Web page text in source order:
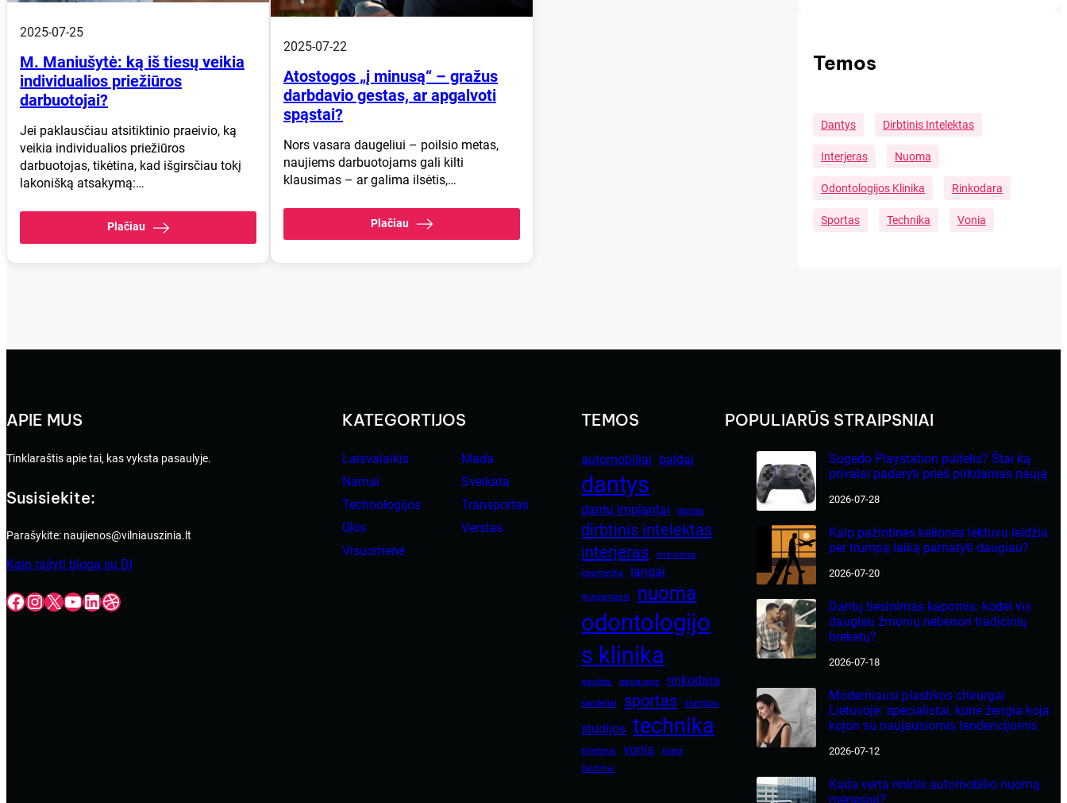
2025-07-25
M. Maniušytė: ką iš tiesų veikia
individualios priežiūros
darbuotojai?
Jei paklausčiau atsitiktinio praeivio, ką
veikia individualios priežiūros
darbuotojas, tikėtina, kad išgirsčiau tokį
lakonišką atsakymą:…
Plačiau
2025-07-22
Atostogos „į minusą“ – gražus
darbdavio gestas, ar apgalvoti
spąstai?
Nors vasara daugeliui – poilsio metas,
naujiems darbuotojams gali kilti
klausimas – ar galima ilsėtis,…
Plačiau
Temos
Dantys Dirbtinis Intelektas
Interjeras Nuoma
Odontologijos Klinika Rinkodara
Sportas Technika Vonia
APIE MUS
Tinklaraštis apie tai, kas vyksta pasaulyje.
Susisiekite:
Parašykite: naujienos@vilniauszinia.lt
Kaip rašyti blogą su DI
Facebook InstagramX YouTube LinkedIn Dribbble
KATEGORTIJOS
Laisvalaikis
Mada
Namai
Sveikata
Technologijos
Transportas
Ūkis
Verslas
Visuomenė
TEMOS
automobiliai baldai
dantys
dantų implantai darbas
dirbtinis intelektas
interjeras
internetas
kosmetika
langai
miegamasis nuoma
odontologijo
s klinika
papildai paslaugos rinkodara
sandėliai sportas statybos
studijos technika
telefonai vonia
švara
žaidimai
POPULIARŪS STRAIPSNIAI
Sugedo Playstation pultelis? Štai ką
privalai padaryti prieš pirkdamas naują
2026-07-28
Kaip pažintinės kelionės lėktuvu leidžia
per trumpą laiką pamatyti daugiau?
2026-07-20
Dantų tiesinimas kapomis: kodėl vis
daugiau žmonių nebenori tradicinių
breketų?
2026-07-18
Moderniausi plastikos chirurgai
Lietuvoje: specialistai, kurie žengia koja
kojon su naujausiomis tendencijomis
2026-07-12
Kada verta rinktis automobilio nuomą
mėnesiui?